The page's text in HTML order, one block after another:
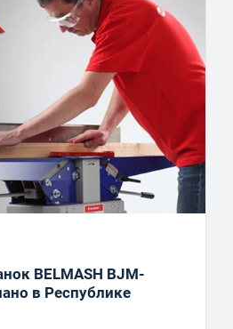
BELMASH BJM-
в Республике